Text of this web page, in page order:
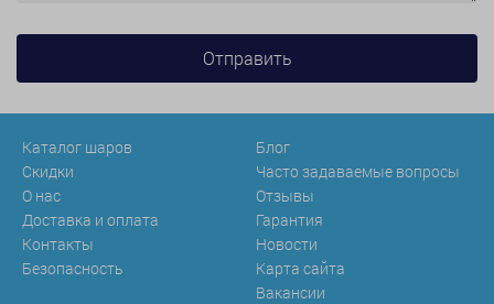
Каталог шаров
Скидки
О нас
Доставка и оплата
Контакты
Безопасность
Блог
Часто задаваемые вопросы
Отзывы
Гарантия
Новости
Карта сайта
Вакансии